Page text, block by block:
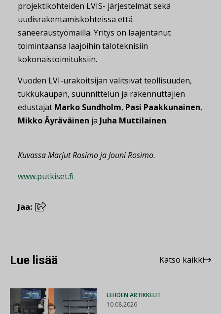
projektikohteiden LVIS- järjestelmät sekä
uudisrakentamiskohteissa että
saneeraustyömailla. Yritys on laajentanut
toimintaansa laajoihin taloteknisiin
kokonaistoimituksiin.
Vuoden LVI-urakoitsijan valitsivat teollisuuden,
tukkukaupan, suunnittelun ja rakennuttajien
edustajat Marko Sundholm, Pasi Paakkunainen,
Mikko Äyräväinen ja Juha Muttilainen.
Kuvassa Marjut Rosimo ja Jouni Rosimo.
www.putkiset.fi
Jaa:
Lue lisää Katso kaikki
LEHDEN ARTIKKELIT
10.08.2026